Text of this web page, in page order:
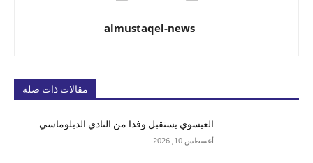
almustaqel-news
مقالات ذات صلة
العيسوي يستقبل وفدا من النادي الدبلوماسي
أغسطس 10, 2026